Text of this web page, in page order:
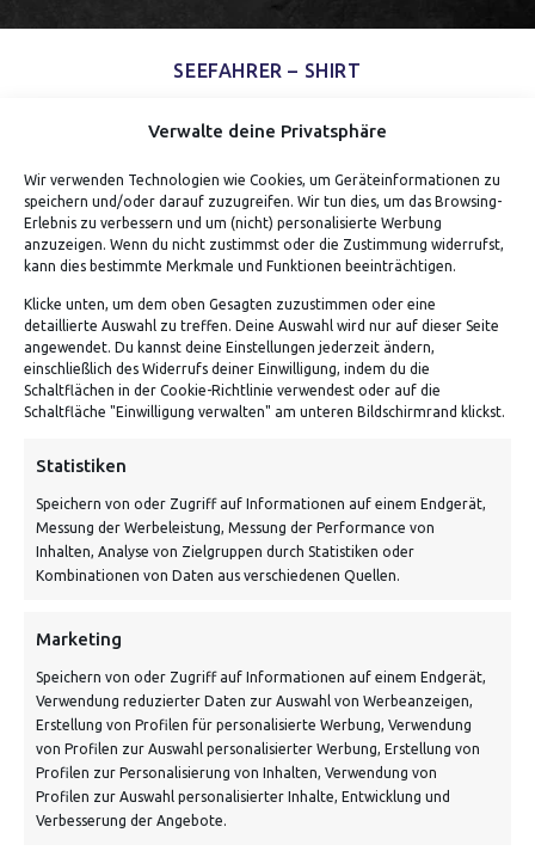
Verwalte deine Privatsphäre
Wir verwenden Technologien wie Cookies, um Geräteinformationen zu
speichern und/oder darauf zuzugreifen. Wir tun dies, um das Browsing-
Erlebnis zu verbessern und um (nicht) personalisierte Werbung
anzuzeigen. Wenn du nicht zustimmst oder die Zustimmung widerrufst,
kann dies bestimmte Merkmale und Funktionen beeinträchtigen.
Klicke unten, um dem oben Gesagten zuzustimmen oder eine
detaillierte Auswahl zu treffen. Deine Auswahl wird nur auf dieser Seite
angewendet. Du kannst deine Einstellungen jederzeit ändern,
einschließlich des Widerrufs deiner Einwilligung, indem du die
Schaltflächen in der Cookie-Richtlinie verwendest oder auf die
Schaltfläche "Einwilligung verwalten" am unteren Bildschirmrand klickst.
Statistiken
Speichern von oder Zugriff auf Informationen auf einem Endgerät,
Messung der Werbeleistung, Messung der Performance von
Inhalten, Analyse von Zielgruppen durch Statistiken oder
Kombinationen von Daten aus verschiedenen Quellen.
Marketing
Speichern von oder Zugriff auf Informationen auf einem Endgerät,
Verwendung reduzierter Daten zur Auswahl von Werbeanzeigen,
Erstellung von Profilen für personalisierte Werbung, Verwendung
von Profilen zur Auswahl personalisierter Werbung, Erstellung von
Profilen zur Personalisierung von Inhalten, Verwendung von
Profilen zur Auswahl personalisierter Inhalte, Entwicklung und
Verbesserung der Angebote.
SEEFAHRER – SHIRT
Verdiene bis zu 35 Punkte.
Bewertet mit 5.00 von 5
geprüfte Gesamtbewertungen
ADRESSE
Von Tiling GmbH
Bahnhofstraße 3, 06268 Nemsdorf-Göhrendorf
Kontakt: Mo - Fr von 10:00 bis 18:00 Uhr
info@vontiling.de
Schnell und grün versendet: